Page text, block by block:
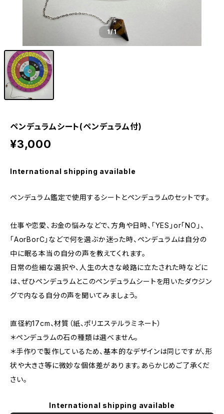
1/1
ペンデュラムシート(ペンデュラム付)
¥3,000
International shipping available
ペンデュラム鑑定で使用するシートとペンデュラムのセットです。
仕事や恋愛、お金の悩みなどで、方角や日時、「YES」or「NO」、
「AorBorC」などで何を選ぶか迷った時、ペンデュラムは自分の
中に眠る本当の自分の声を教えてくれます。
日常の些細な選択や、人生の大きな岐路に立たされた時などに
は、ぜひペンデュラムとこのペンデュラムシートを用いたダウジン
グで内なる自分の声を聞いてみましょう。
直径約17cm、材質（紙、ポリエステルラミネート）
＊ペンデュラムの石の種類は選べません。
＊手作りで製作しているため、基本的なデザインは同じですが、形
状や大きさ等に微妙な個体差があります。あらかじめご了承くだ
さい。
International shipping available